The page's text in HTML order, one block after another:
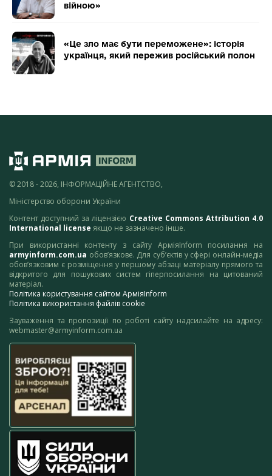
війною»
«Це зло має бути переможене»: історія
українця, який пережив російський полон
© 2018 - 2026, ІНФОРМАЦІЙНЕ АГЕНТСТВО,
Міністерство оборони України
Контент доступний за ліцензією Creative Commons Attribution 4.0
International license якщо не зазначено інше.
При використанні контенту з сайту АрміяInform посилання на
armyinform.com.ua обов’язкове. Для суб’єктів у сфері онлайн-медіа
обов’язковим є розміщення у першому абзаці матеріалу прямого та
відкритого для пошукових систем гіперпосилання на цитований
матеріал.
Політика користування сайтом АрміяInform
Політика використання файлів cookie
Зауваження та пропозиції по роботі сайту надсилайте на адресу:
webmaster@armyinform.com.ua